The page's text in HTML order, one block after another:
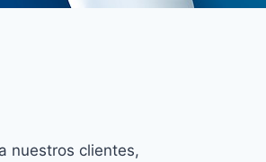
nuestros clientes,